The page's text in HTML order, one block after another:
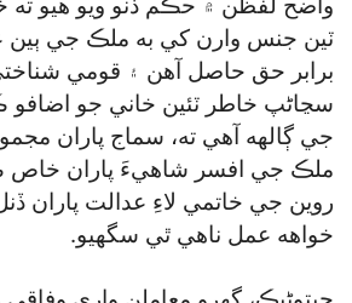
واضح لفظن ۾ حڪم ڏنو ويو هيو ته
ٽين جنس وارن کي به ملڪ جي
برابر حق حاصل آهن ۽ قومي
سڃاڻپ خاطر ٽئين خاني جو
جي ڳالهه آهي ته، سماج پاران
ملڪ جي افسر شاهيءَ پاران خاص
روين جي خاتمي لاءِ عدالت پاران
خواهه عمل ناهي ٿي سگھيو.